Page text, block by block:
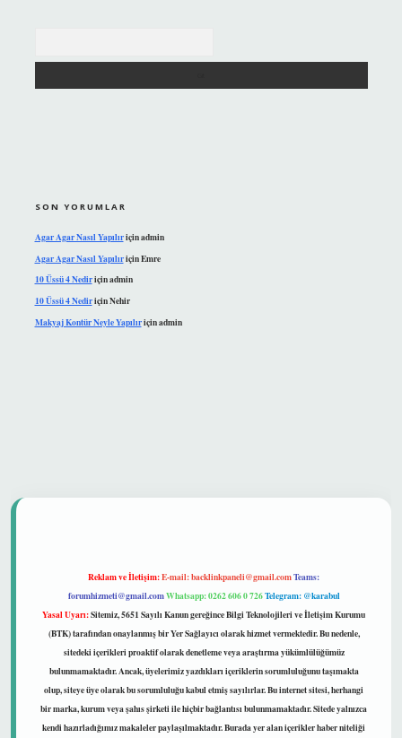
SON YORUMLAR
Agar Agar Nasıl Yapılıriçinadmin
Agar Agar Nasıl YapılıriçinEmre
10 Üssü 4 Nediriçinadmin
10 Üssü 4 NediriçinNehir
Makyaj Kontür Neyle Yapılıriçinadmin
Reklam ve İletişim:E-mail:backlinkpaneli@gmail.comTeams:
forumhizmeti@gmail.comWhatsapp: 0262 606 0 726Telegram: @karabul
Yasal Uyarı:Sitemiz, 5651 Sayılı Kanun gereğince Bilgi Teknolojileri ve İletişim Kurumu
(BTK) tarafından onaylanmış bir Yer Sağlayıcı olarak hizmet vermektedir. Bu nedenle,
sitedeki içerikleri proaktif olarak denetleme veya araştırma yükümlülüğümüz
bulunmamaktadır. Ancak, üyelerimiz yazdıkları içeriklerin sorumluluğunu taşımakta
olup, siteye üye olarak bu sorumluluğu kabul etmiş sayılırlar. Bu internet sitesi, herhangi
bir marka, kurum veya şahıs şirketi ile hiçbir bağlantısı bulunmamaktadır. Sitede yalnızca
kendi hazırladığımız makaleler paylaşılmaktadır. Burada yer alan içerikler haber niteliği